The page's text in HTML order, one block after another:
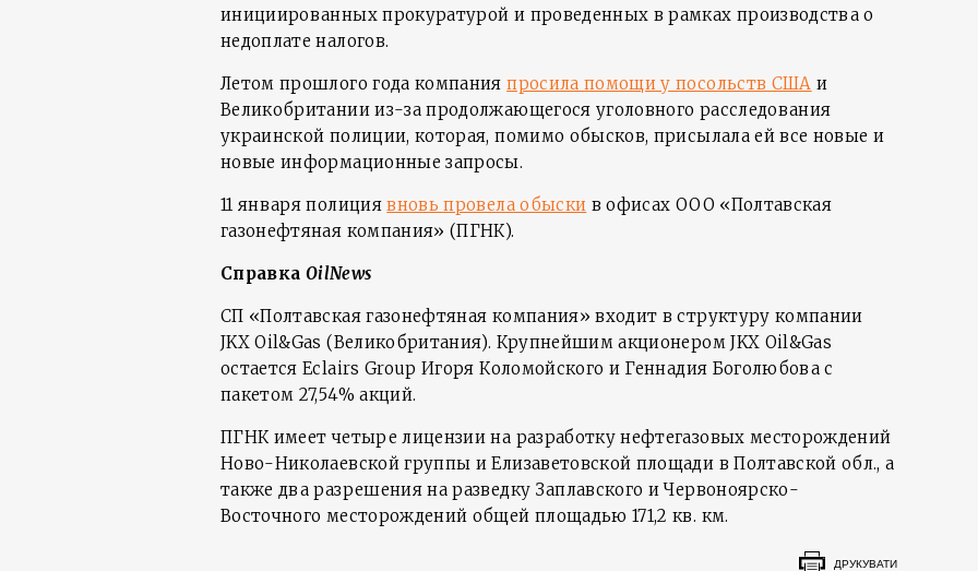
инициированных прокуратурой и проведенных в рамках производства о
недоплате налогов.
Летом прошлого года компанияпросила помощи у посольств США и
Великобритании из-за продолжающегося уголовного расследования
украинской полиции, которая, помимо обысков, присылала ей все новые и
новые информационные запросы.
11 января полициявновь провела обыски в офисах ООО «Полтавская
газонефтяная компания» (ПГНК).
Справка OilNews
СП «Полтавская газонефтяная компания» входит в структуру компании
JKX Oil&Gas (Великобритания). Крупнейшим акционером JKX Oil&Gas
остается Eclairs Group Игоря Коломойского и Геннадия Боголюбова с
пакетом 27,54% акций.
ПГНК имеет четыре лицензии на разработку нефтегазовых месторождений
Ново-Николаевской группы и Елизаветовской площади в Полтавской обл., а
также два разрешения на разведку Заплавского и Червоноярско-
Восточного месторождений общей площадью 171,2 кв. км.
ДРУКУВАТИ